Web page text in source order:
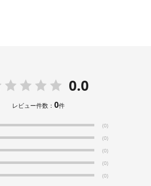
0.0
レビュー件数：0件
(0)
(0)
(0)
(0)
(0)